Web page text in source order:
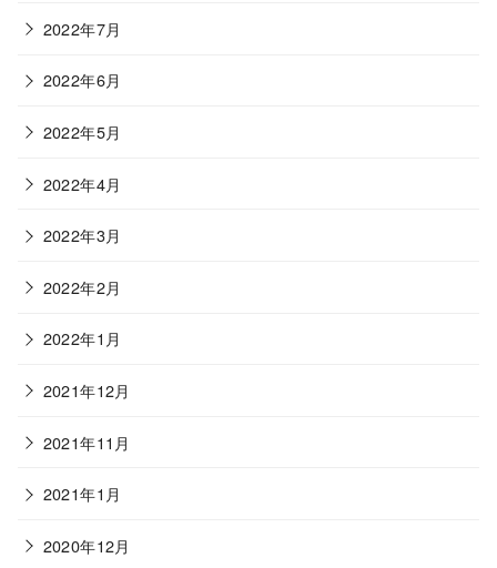
2022年7月
2022年6月
2022年5月
2022年4月
2022年3月
2022年2月
2022年1月
2021年12月
2021年11月
2021年1月
2020年12月